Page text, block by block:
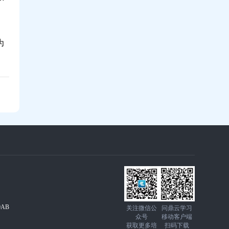
关注微信公
众号
获取更多培
问鼎云学习
移动客户端
扫码下载